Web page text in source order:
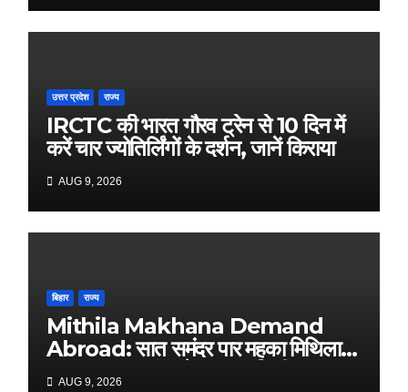
उत्तर प्रदेश राज्य
IRCTC की भारत गौरव ट्रेन से 10 दिन में
करें चार ज्योतिर्लिंगों के दर्शन, जानें किराया
AUG 9, 2026
बिहार राज्य
Mithila Makhana Demand
Abroad: सात समंदर पार महका मिथिला
का मखाना! दरभंगा से 9500 किमी दूर
AUG 9, 2026